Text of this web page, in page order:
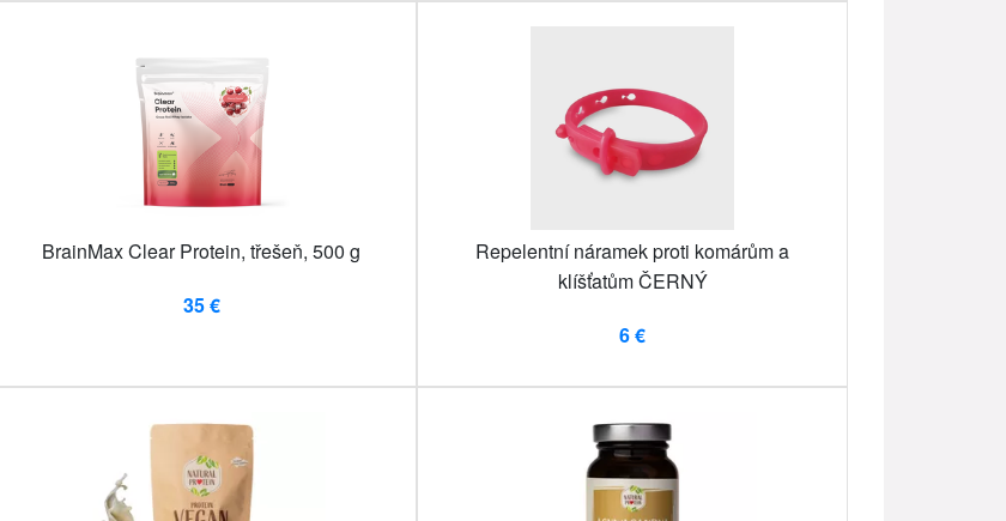
BrainMax Clear Protein, třešeň, 500 g
35 €
Repelentní náramek proti komárům a
klíšťatům ČERNÝ
6 €